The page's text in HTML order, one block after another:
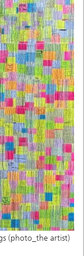
(photo_the artist)